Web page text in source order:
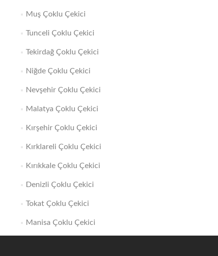
Muş Çoklu Çekici
Tunceli Çoklu Çekici
Tekirdağ Çoklu Çekici
Niğde Çoklu Çekici
Nevşehir Çoklu Çekici
Malatya Çoklu Çekici
Kırşehir Çoklu Çekici
Kırklareli Çoklu Çekici
Kırıkkale Çoklu Çekici
Denizli Çoklu Çekici
Tokat Çoklu Çekici
Manisa Çoklu Çekici